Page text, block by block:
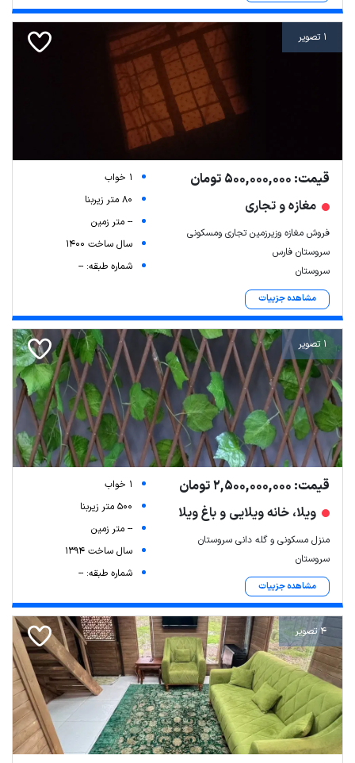
1 تصویر
قیمت: 500,000,000 تومان
مغازه و تجاری
فروش مغازه وزیرزمین تجاری ومسکونی
سروستان فارس
سروستان
مشاهده جزییات
1 خواب
80 متر زیربنا
-- متر زمین
سال ساخت 1400
شماره طبقه: --
1 تصویر
قیمت: 2,500,000,000 تومان
ویلا، خانه ویلایی و باغ ویلا
منزل مسکونی و گله دانی سروستان
سروستان
مشاهده جزییات
1 خواب
500 متر زیربنا
-- متر زمین
سال ساخت 1394
شماره طبقه: --
4 تصویر